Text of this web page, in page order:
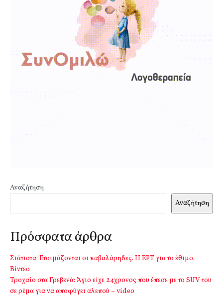
Αναζήτηση
Αναζήτηση
Πρόσφατα άρθρα
Σιάτιστα: Ετοιμάζονται οι καβαλάρηδες. Η ΕΡΤ για το έθιμο.
Βίντεο
Τροχαίο στα Γρεβενά: Άγιο είχε 24χρονος που έπεσε με το SUV του
σε ρέμα για να αποφύγει αλεπού – video